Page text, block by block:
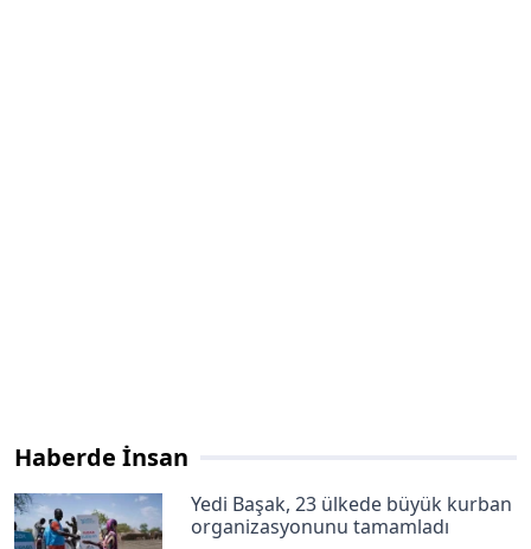
Haberde İnsan
Yedi Başak, 23 ülkede büyük kurban
organizasyonunu tamamladı